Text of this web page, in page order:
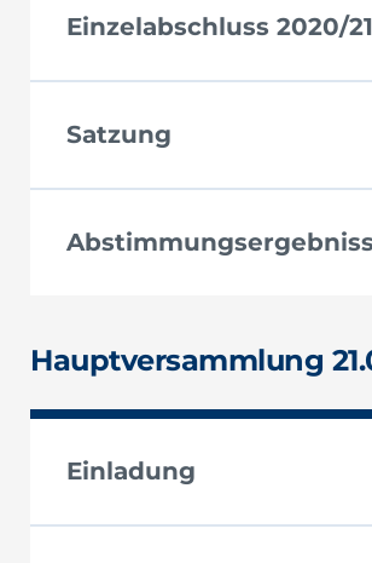
Einzelabschluss 2020/21
Satzung
Hauptversammlung
Einladung